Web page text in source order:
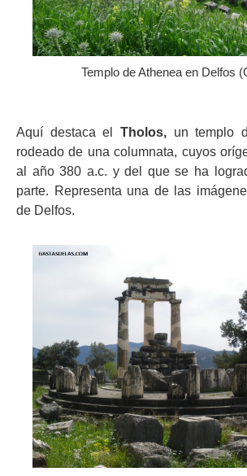
Templo de Athenea en Delfos
Aquí destaca el Tholos, un templo
rodeado de una columnata, cuyos
al año 380 a.c. y del que se ha
parte. Representa una de las
de Delfos.